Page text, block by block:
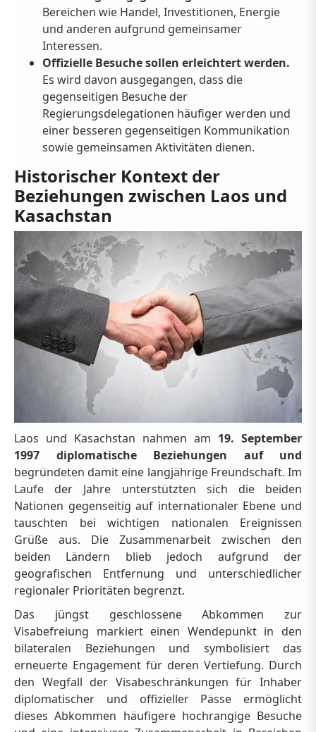
Bereichen wie Handel, Investitionen, Energie
und anderen aufgrund gemeinsamer
Interessen.
Offizielle Besuche sollen erleichtert werden.
Es wird davon ausgegangen, dass die
gegenseitigen Besuche der
Regierungsdelegationen häufiger werden und
einer besseren gegenseitigen Kommunikation
sowie gemeinsamen Aktivitäten dienen.
Historischer Kontext der
Beziehungen zwischen Laos und
Kasachstan
Laos und Kasachstan nahmen am 19. September
1997 diplomatische Beziehungen auf und
begründeten damit eine langjährige Freundschaft. Im
Laufe der Jahre unterstützten sich die beiden
Nationen gegenseitig auf internationaler Ebene und
tauschten bei wichtigen nationalen Ereignissen
Grüße aus. Die Zusammenarbeit zwischen den
beiden Ländern blieb jedoch aufgrund der
geografischen Entfernung und unterschiedlicher
regionaler Prioritäten begrenzt.
Das jüngst geschlossene Abkommen zur
Visabefreiung markiert einen Wendepunkt in den
bilateralen Beziehungen und symbolisiert das
erneuerte Engagement für deren Vertiefung. Durch
den Wegfall der Visabeschränkungen für Inhaber
diplomatischer und offizieller Pässe ermöglicht
dieses Abkommen häufigere hochrangige Besuche